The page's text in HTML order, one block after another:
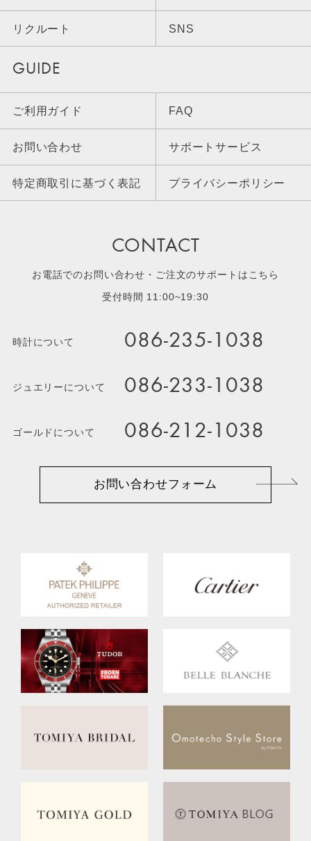
リクルート SNS
GUIDE
ご利用ガイド FAQ
お問い合わせ サポートサービス
特定商取引に基づく表記 プライバシーポリシー
CONTACT
お電話でのお問い合わせ・ご注文のサポートはこちら
受付時間 11:00~19:30
時計について 086-235-1038
ジュエリーについて 086-233-1038
ゴールドについて 086-212-1038
お問い合わせフォーム